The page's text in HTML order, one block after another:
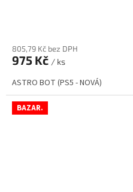
produktu
je
z
5
hvězdiček.
805,79 Kč bez DPH
975 Kč / ks
ASTRO BOT (PS5 - NOVÁ)
BAZAR.